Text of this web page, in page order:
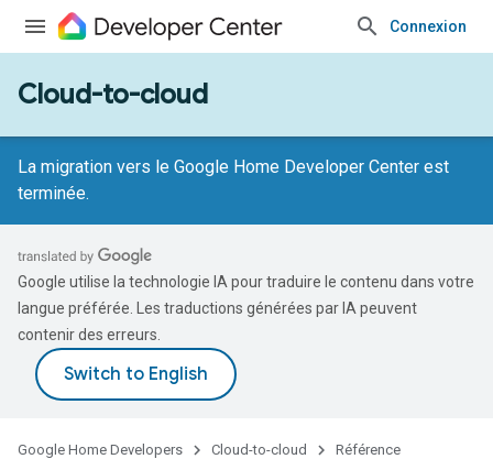
Connexion
Cloud-to-cloud
La migration vers le Google Home Developer Center est
terminée.
Google utilise la technologie IA pour traduire le contenu dans votre
langue préférée. Les traductions générées par IA peuvent
contenir des erreurs.
Google Home Developers Cloud-to-cloud Référence